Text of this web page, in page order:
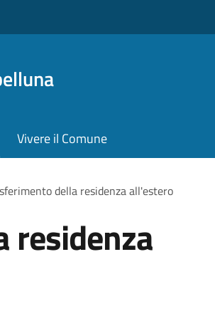
Vivere il Comune
della residenza all'estero
residenza